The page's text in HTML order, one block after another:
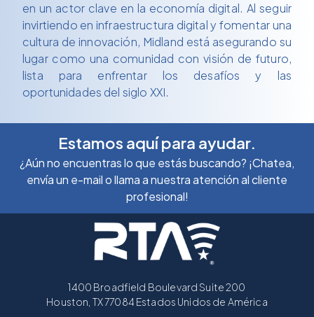
en un actor clave en la economía digital. Al seguir
invirtiendo en infraestructura digital y fomentar una
cultura de innovación, Midland está asegurando su
lugar como una comunidad con visión de futuro,
lista para enfrentar los desafíos y las
oportunidades del siglo XXI.
Estamos aquí para ayudar.
¿Aún no encuentras lo que estás buscando? ¡Chatea,
envía un e-mail o llama a nuestra atención al cliente
profesional!
1400 Broadfield Boulevard Suite 200
Houston, TX 77084 Estados Unidos de América